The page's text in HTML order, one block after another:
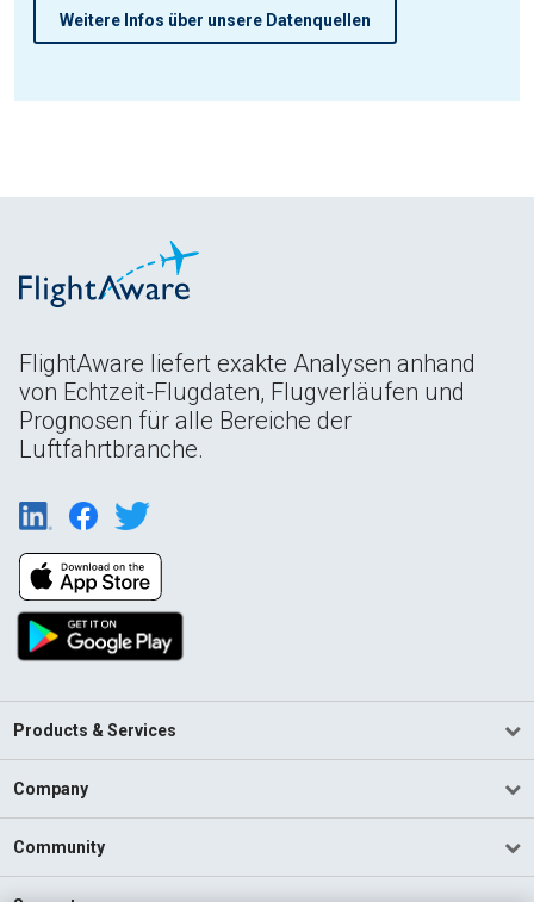
Weitere Infos über unsere Datenquellen
FlightAware liefert exakte Analysen anhand
von Echtzeit-Flugdaten, Flugverläufen und
Prognosen für alle Bereiche der
Luftfahrtbranche.
Products & Services
Company
Community